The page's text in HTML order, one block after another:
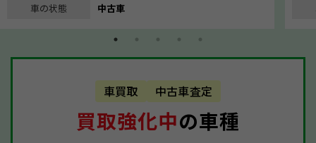
車の状態
中古車
車買取 中古車査定
買取強化中の車種